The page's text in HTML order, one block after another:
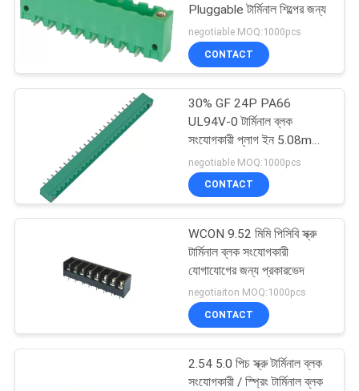
Pluggable টার্মিনাল শিল্পের জন্য
negotiable MOQ:1000pcs
CONTACT
30% GF 24P PA66
UL94V-0 টার্মিনাল ব্লক
সংযোগকারী প্লাগ ইন 5.08mm
পিএলসি জন্য
negotiable MOQ:1000pcs
CONTACT
WCON 9.52 মিমি পিসিবি স্ক্রু
টার্মিনাল ব্লক সংযোগকারী
যোগাযোগের জন্য প্রকারভেদ
negotiaiton MOQ:1000pcs
CONTACT
2.54 5.0 পিচ স্ক্রু টার্মিনাল ব্লক
সংযোগকারী / স্প্রিং টার্মিনাল ব্লক